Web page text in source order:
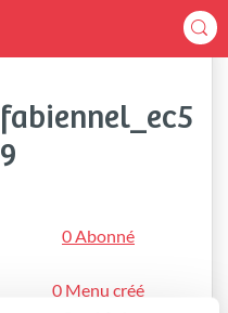
fabiennel_ec5
9
0 Abonné
0 Menu créé